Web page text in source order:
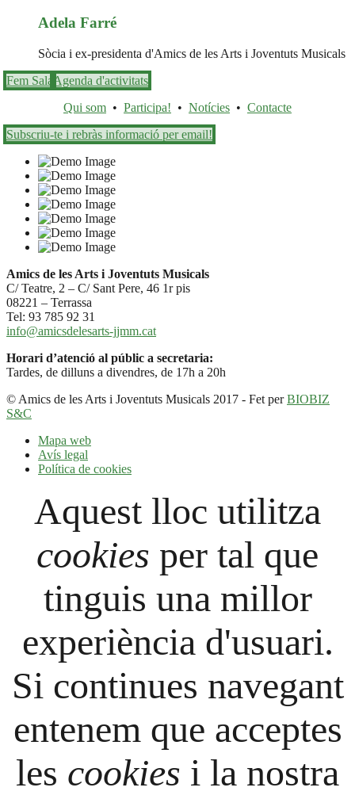
Adela Farré
Sòcia i ex-presidenta d'Amics de les Arts i Joventuts Musicals
Fem Sala Agenda d'activitats
Qui som • Participa! • Notícies • Contacte
Subscriu-te i rebràs informació per email!
Amics de les Arts i Joventuts Musicals
C/ Teatre, 2 – C/ Sant Pere, 46 1r pis
08221 – Terrassa
Tel: 93 785 92 31
info@amicsdelesarts-jjmm.cat
Horari d’atenció al públic a secretaria:
Tardes, de dilluns a divendres, de 17h a 20h
© Amics de les Arts i Joventuts Musicals 2017 - Fet perBIOBIZ
S&C
Mapa web
Avís legal
Política de cookies
Aquest lloc utilitza
cookies per tal que
tinguis una millor
experiència d'usuari.
Si continues navegant
entenem que acceptes
les cookies i la nostra